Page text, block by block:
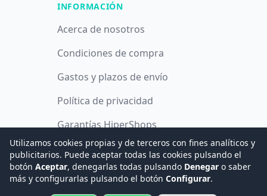
INFORMACIÓN
Acerca de nosotros
Condiciones de compra
Gastos y plazos de envío
Política de privacidad
Garantías HiperShops
Política de cookies
Utilizamos cookies propias y de terceros con fines analíticos y
publicitarios. Puede aceptar todas las cookies pulsando el
botón Aceptar, denegarlas todas pulsando Denegar o saber
más y configurarlas pulsando el botón Configurar.